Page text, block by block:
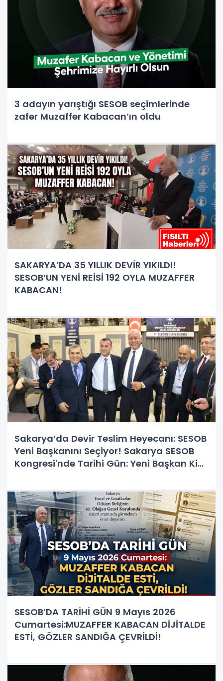
3 adayın yarıştığı SESOB seçimlerinde
zafer Muzaffer Kabacan’ın oldu
SAKARYA’DA 35 YILLIK DEVİR YIKILDI!
SESOB’UN YENİ REİSİ 192 OYLA MUZAFFER
KABACAN!
Sakarya’da Devir Teslim Heyecanı: SESOB
Yeni Başkanını Seçiyor! Sakarya SESOB
Kongresi'nde Tarihi Gün: Yeni Başkan Kim
SESOB’DA TARİHİ GÜN 9 Mayıs 2026
Cumartesi:MUZAFFER KABACAN DİJİTALDE
ESTİ, GÖZLER SANDIĞA ÇEVRİLDİ!